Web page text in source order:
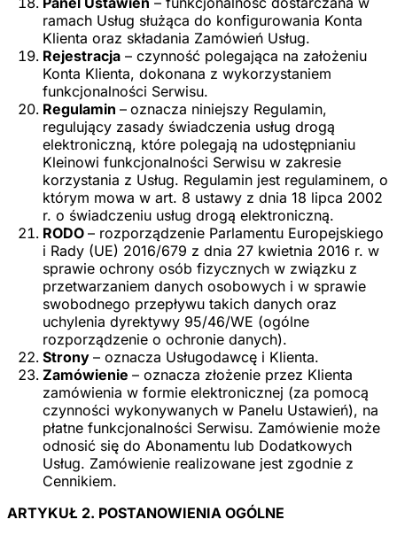
ramach Usług służąca do konfigurowania Konta
Klienta oraz składania Zamówień Usług.
Rejestracja – czynność polegająca na założeniu
Konta Klienta, dokonana z wykorzystaniem
funkcjonalności Serwisu.
Regulamin – oznacza niniejszy Regulamin,
regulujący zasady świadczenia usług drogą
elektroniczną, które polegają na udostępnianiu
Kleinowi funkcjonalności Serwisu w zakresie
korzystania z Usług. Regulamin jest regulaminem, o
którym mowa w art. 8 ustawy z dnia 18 lipca 2002
r. o świadczeniu usług drogą elektroniczną.
RODO – rozporządzenie Parlamentu Europejskiego
i Rady (UE) 2016/679 z dnia 27 kwietnia 2016 r. w
sprawie ochrony osób fizycznych w związku z
przetwarzaniem danych osobowych i w sprawie
swobodnego przepływu takich danych oraz
uchylenia dyrektywy 95/46/WE (ogólne
rozporządzenie o ochronie danych).
Strony – oznacza Usługodawcę i Klienta.
Zamówienie – oznacza złożenie przez Klienta
zamówienia w formie elektronicznej (za pomocą
czynności wykonywanych w Panelu Ustawień), na
płatne funkcjonalności Serwisu. Zamówienie może
odnosić się do Abonamentu lub Dodatkowych
Usług. Zamówienie realizowane jest zgodnie z
Cennikiem.
ARTYKUŁ 2. POSTANOWIENIA OGÓLNE